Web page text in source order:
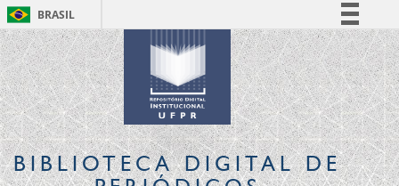
BRASIL
Simplifique!
Comunica BR
Participe
Acesso à informação
Legislação
Canais
BIBLIOTECA DIGITALDE